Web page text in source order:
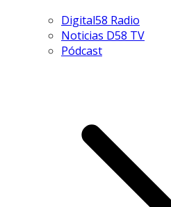
Digital58 Radio
Noticias D58 TV
Pódcast